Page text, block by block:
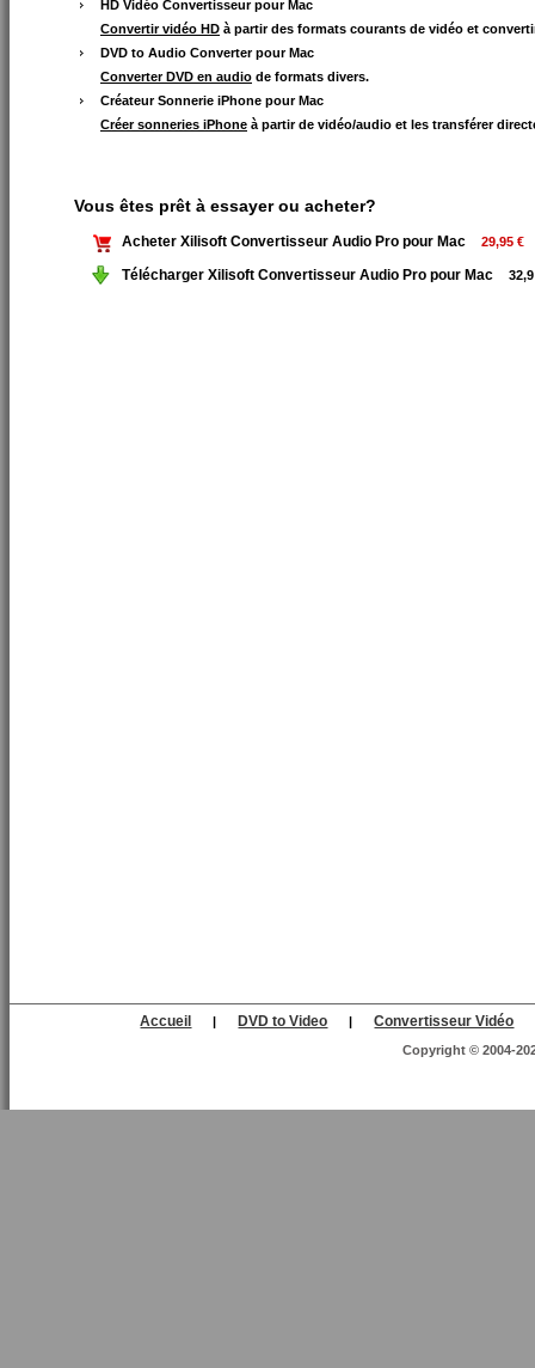
HD Vidéo Convertisseur pour Mac
Convertir vidéo HD à partir des formats courants de vidéo et
DVD to Audio Converter pour Mac
Converter DVD en audio de formats divers.
Créateur Sonnerie iPhone pour Mac
Créer sonneries iPhone à partir de vidéo/audio et les transférer
Vous êtes prêt à essayer ou acheter?
Acheter Xilisoft Convertisseur Audio Pro pour Mac 29,95 €
Télécharger Xilisoft Convertisseur Audio Pro pour Mac
Accueil | DVD to Video | Convertisseur Vidéo
Copyright © 2004-